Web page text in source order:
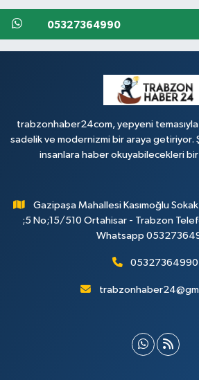
05327364990
trabzonhaber24com, yepyeni
sadelik ve modernizmi bir araya getiriyor.
insanlara haber okuyabilecekleri bir
Gazipaşa Mahallesi Kasımoğlu Sokak
;5 No;15/510 Ortahisar - Trabzon
Whatsapp
05327364990